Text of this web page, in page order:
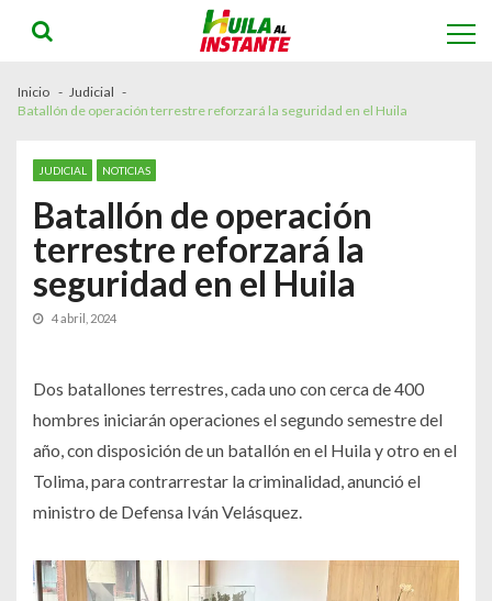
navigation
content
Inicio
Judicial
Batallón de operación terrestre reforzará la seguridad en el Huila
JUDICIAL NOTICIAS
Batallón de operación
terrestre reforzará la
seguridad en el Huila
4 abril, 2024
Dos batallones terrestres, cada uno con cerca de 400
hombres iniciarán operaciones el segundo semestre del
año, con disposición de un batallón en el Huila y otro en el
Tolima, para contrarrestar la criminalidad, anunció el
ministro de Defensa Iván Velásquez.